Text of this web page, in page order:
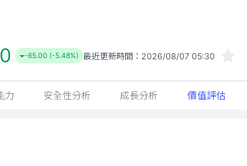
-65.00 (-5.48%) 最近更新時間： 2026/08/07 05:30
力 安全性分析 成長分析 價值評估